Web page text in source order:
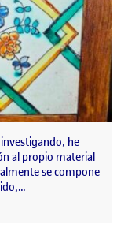
he
al propio material
se compone